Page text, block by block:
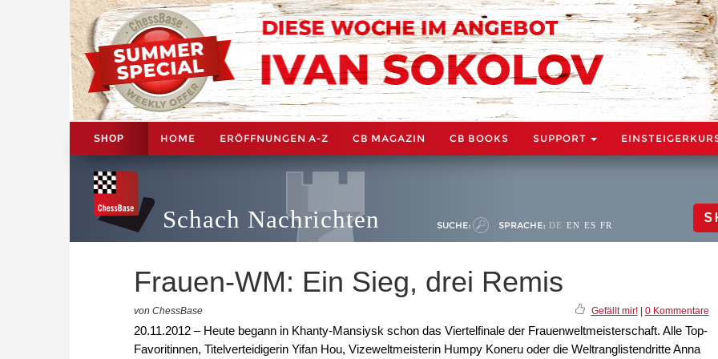
SHOP HOME ERÖFFNUNGEN A-Z CB MAGAZIN CB BOOKS SUPPORT
Schach Nachrichten SUCHE: SPRACHE: DE EN ES FR
Frauen-WM: Ein Sieg, drei Remis
von ChessBase Gefällt mir!| 0 Kommentare
20.11.2012 – Heute begann in Khanty-Mansiysk schon das Viertelfinale der Frauenweltmeisterschaft. Alle Top-
Favoritinnen, Titelverteidigerin Yifan Hou, Vizeweltmeisterin Humpy Koneru oder die Weltranglistendritte Anna